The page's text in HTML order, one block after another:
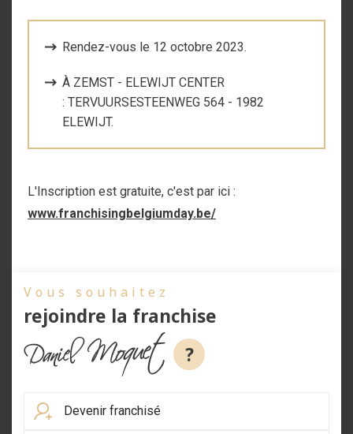
Rendez-vous le 12 octobre 2023.
À ZEMST - ELEWIJT CENTER
: TERVUURSESTEENWEG 564 - 1982
ELEWIJT.
L'Inscription est gratuite, c'est par ici :
www.franchisingbelgiumday.be/
Vous souhaitez
rejoindre la franchise
?
Devenir franchisé